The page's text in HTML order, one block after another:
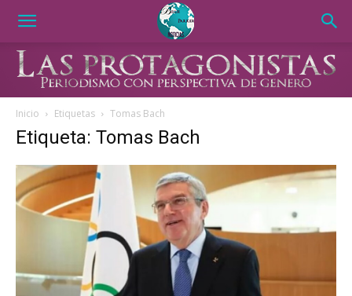
Inicio Etiquetas Tomas Bach
Etiqueta: Tomas Bach